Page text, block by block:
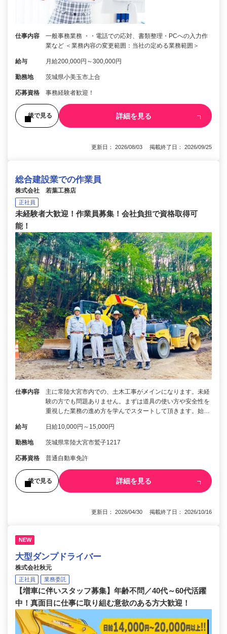
仕事内容
一般事務業務 ・・電話での応対、書類整理・PCへの入力作
業など ＜業務内容の変更範囲：当社の定める業務範囲＞
給与 月給200,000円～300,000円
勤務地 茨城県小美玉市上合
応募資格 事務経験者歓迎！
後で見る 詳細を見る
更新日： 2026/08/03 掲載終了日： 2026/09/25
総合建設業での作業員
株式会社 若葉工務店
正社員
未経験者大歓迎！作業員募集！会社負担で資格取得可
能！
仕事内容
主に常陸大宮市内での、土木工事がメインになります。未経
験の方でも問題ありません。まずは道具の使い方や安全性を
重視した業務の進め方を学んでスタートして頂きます。始…
給与 日給10,000円～15,000円
勤務地 茨城県常陸大宮市鷲子1217
応募資格 普通自動車免許
後で見る 詳細を見る
更新日： 2026/04/30 掲載終了日： 2026/10/16
NEW
大型ダンプドライバー
株式会社秋元
正社員 業務委託
【増車に伴いスタッフ募集】年齢不問／40代～60代活躍
中！真面目に仕事に取り組む意欲のある方大歓迎！